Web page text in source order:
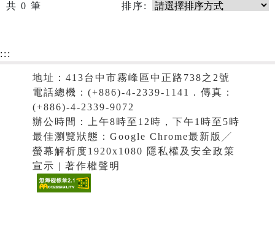
共 0 筆 排序:
:::
地址：413台中市霧峰區中正路738之2號
電話總機：(+886)-4-2339-1141．傳真：
(+886)-4-2339-9072
辦公時間：上午8時至12時，下午1時至5時
最佳瀏覽狀態：Google Chrome最新版╱
螢幕解析度1920x1080 隱私權及安全政策
宣示 | 著作權聲明